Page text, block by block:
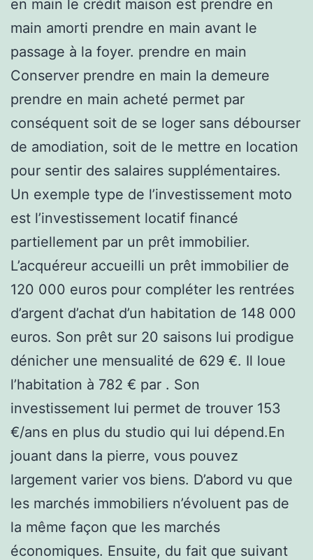
en main le crédit maison est prendre en
main amorti prendre en main avant le
passage à la foyer. prendre en main
Conserver prendre en main la demeure
prendre en main acheté permet par
conséquent soit de se loger sans débourser
de amodiation, soit de le mettre en location
pour sentir des salaires supplémentaires.
Un exemple type de l’investissement moto
est l’investissement locatif financé
partiellement par un prêt immobilier.
L’acquéreur accueilli un prêt immobilier de
120 000 euros pour compléter les rentrées
d’argent d’achat d’un habitation de 148 000
euros. Son prêt sur 20 saisons lui prodigue
dénicher une mensualité de 629 €. Il loue
l’habitation à 782 € par . Son
investissement lui permet de trouver 153
€/ans en plus du studio qui lui dépend.En
jouant dans la pierre, vous pouvez
largement varier vos biens. D’abord vu que
les marchés immobiliers n’évoluent pas de
la même façon que les marchés
économiques. Ensuite, du fait que suivant